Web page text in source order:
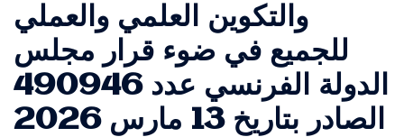
والتكوين العلمي والعملي
للجميع في ضوء قرار مجلس
الدولة الفرنسي عدد 490946
الصادر بتاريخ 13 مارس 2026